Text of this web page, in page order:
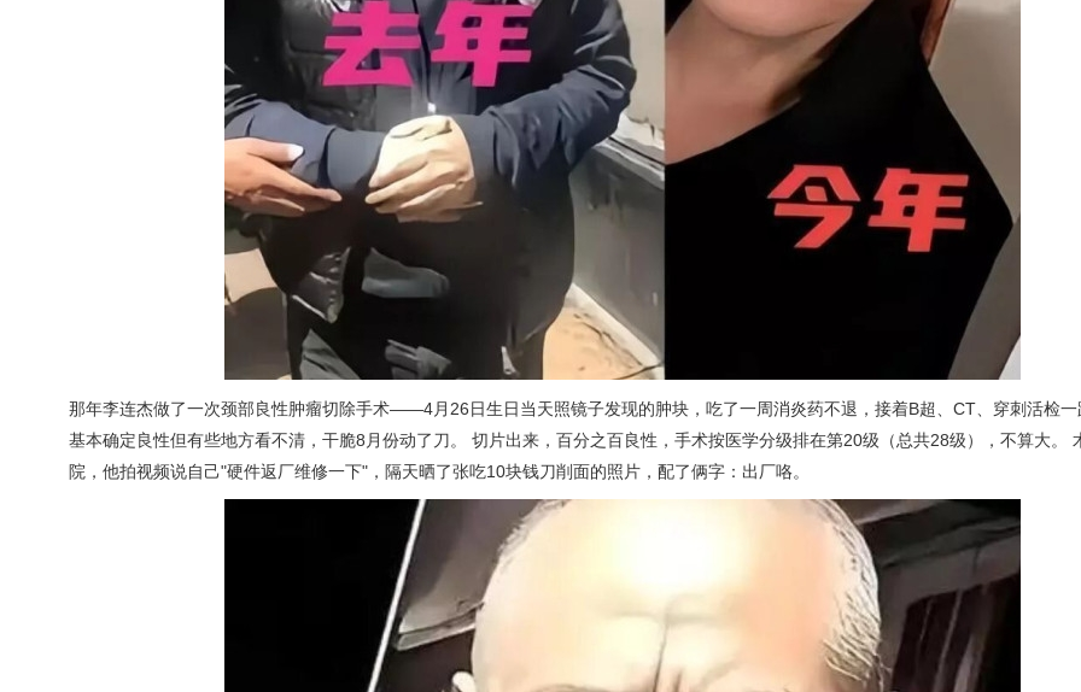
那年李连杰做了一次颈部良性肿瘤切除手术——4月26日生日当天照镜子发现的肿块，吃了一周消炎药不退，接着B超、CT、穿刺活检一
基本确定良性但有些地方看不清，干脆8月份动了刀。 切片出来，百分之百良性，手术按医学分级排在第20级（总共28级），不算大。
院，他拍视频说自己"硬件返厂维修一下"，隔天晒了张吃10块钱刀削面的照片，配了俩字：出厂咯。